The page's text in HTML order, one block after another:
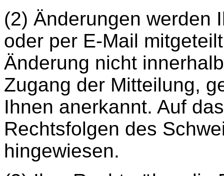
(2) Änderungen werden
oder per E-Mail
Änderung nicht
Zugang der Mitteilung,
Ihnen anerkannt. Auf
Rechtsfolgen des
hingewiesen.